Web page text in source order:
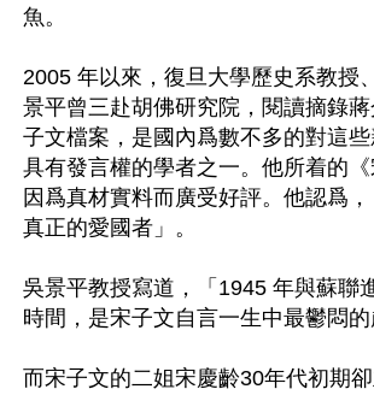
魚。
2005 年以來，復旦大學歷史系教授
景平曾三赴胡佛研究院，閱讀摘錄
子文檔案，是國內爲數不多的對這
具有發言權的學者之一。他所着的《
因爲真材實料而廣受好評。他認爲
真正的愛國者」。
吳景平教授寫道，「1945 年與蘇聯
時間，是宋子文自言一生中最鬱悶的
而宋子文的二姐宋慶齡30年代初期